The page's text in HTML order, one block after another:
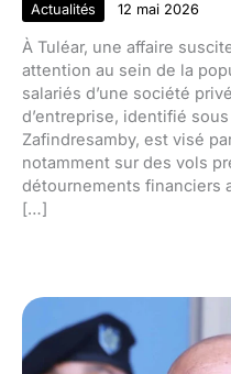
Actualités 12 mai 2026
À Tuléar, une affaire
attention au sein de la
salariés d’une société
d’entreprise, identifié
Zafindresamby, est visé
notamment sur des vols
détournements financiers
[…]